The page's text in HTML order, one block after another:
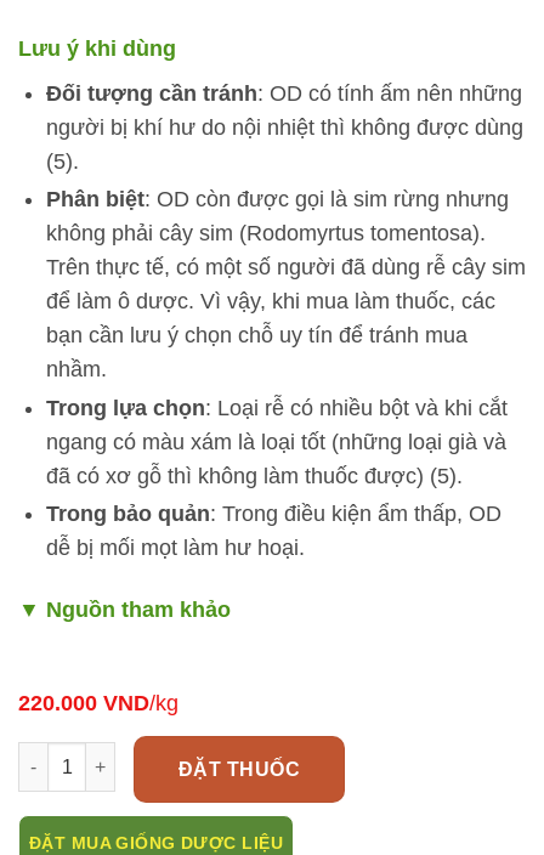
Lưu ý khi dùng
Đối tượng cần tránh: OD có tính ấm nên những
người bị khí hư do nội nhiệt thì không được dùng
(5).
Phân biệt: OD còn được gọi là sim rừng nhưng
không phải cây sim (Rodomyrtus tomentosa).
Trên thực tế, có một số người đã dùng rễ cây sim
để làm ô dược. Vì vậy, khi mua làm thuốc, các
bạn cần lưu ý chọn chỗ uy tín để tránh mua
nhầm.
Trong lựa chọn: Loại rễ có nhiều bột và khi cắt
ngang có màu xám là loại tốt (những loại già và
đã có xơ gỗ thì không làm thuốc được) (5).
Trong bảo quản: Trong điều kiện ẩm thấp, OD
dễ bị mối mọt làm hư hoại.
▼ Nguồn tham khảo
220.000 VND/kg
Ô dược điều trị thoát vị bẹn, tiểu đêm do thận lạnh số lượng
ĐẶT THUỐC
ĐẶT MUA GIỐNG DƯỢC LIỆU